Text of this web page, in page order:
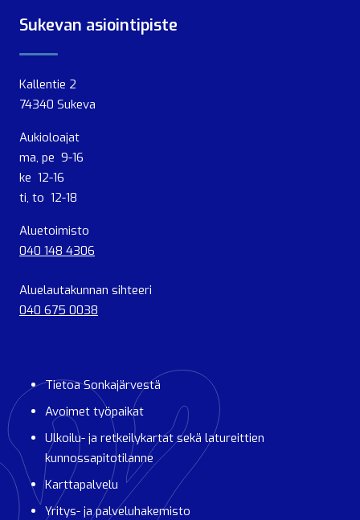
Sukevan asiointipiste
Kallentie 2
74340 Sukeva
Aukioloajat
ma, pe 9-16
ke 12-16
ti, to 12-18
Aluetoimisto
040 148 4306
Aluelautakunnan sihteeri
040 675 0038
Tietoa Sonkajärvestä
Avoimet työpaikat
Ulkoilu- ja retkeilykartat sekä latureittien
kunnossapitotilanne
Karttapalvelu
Yritys- ja palveluhakemisto